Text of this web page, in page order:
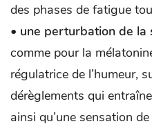
des phases de fatigue
• une perturbation de la
comme pour la
régulatrice de l’humeur,
dérèglements qui
ainsi qu’une sensation